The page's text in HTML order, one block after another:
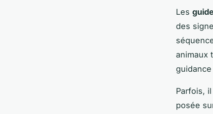
Les
des
animaux
Parfois,
posée